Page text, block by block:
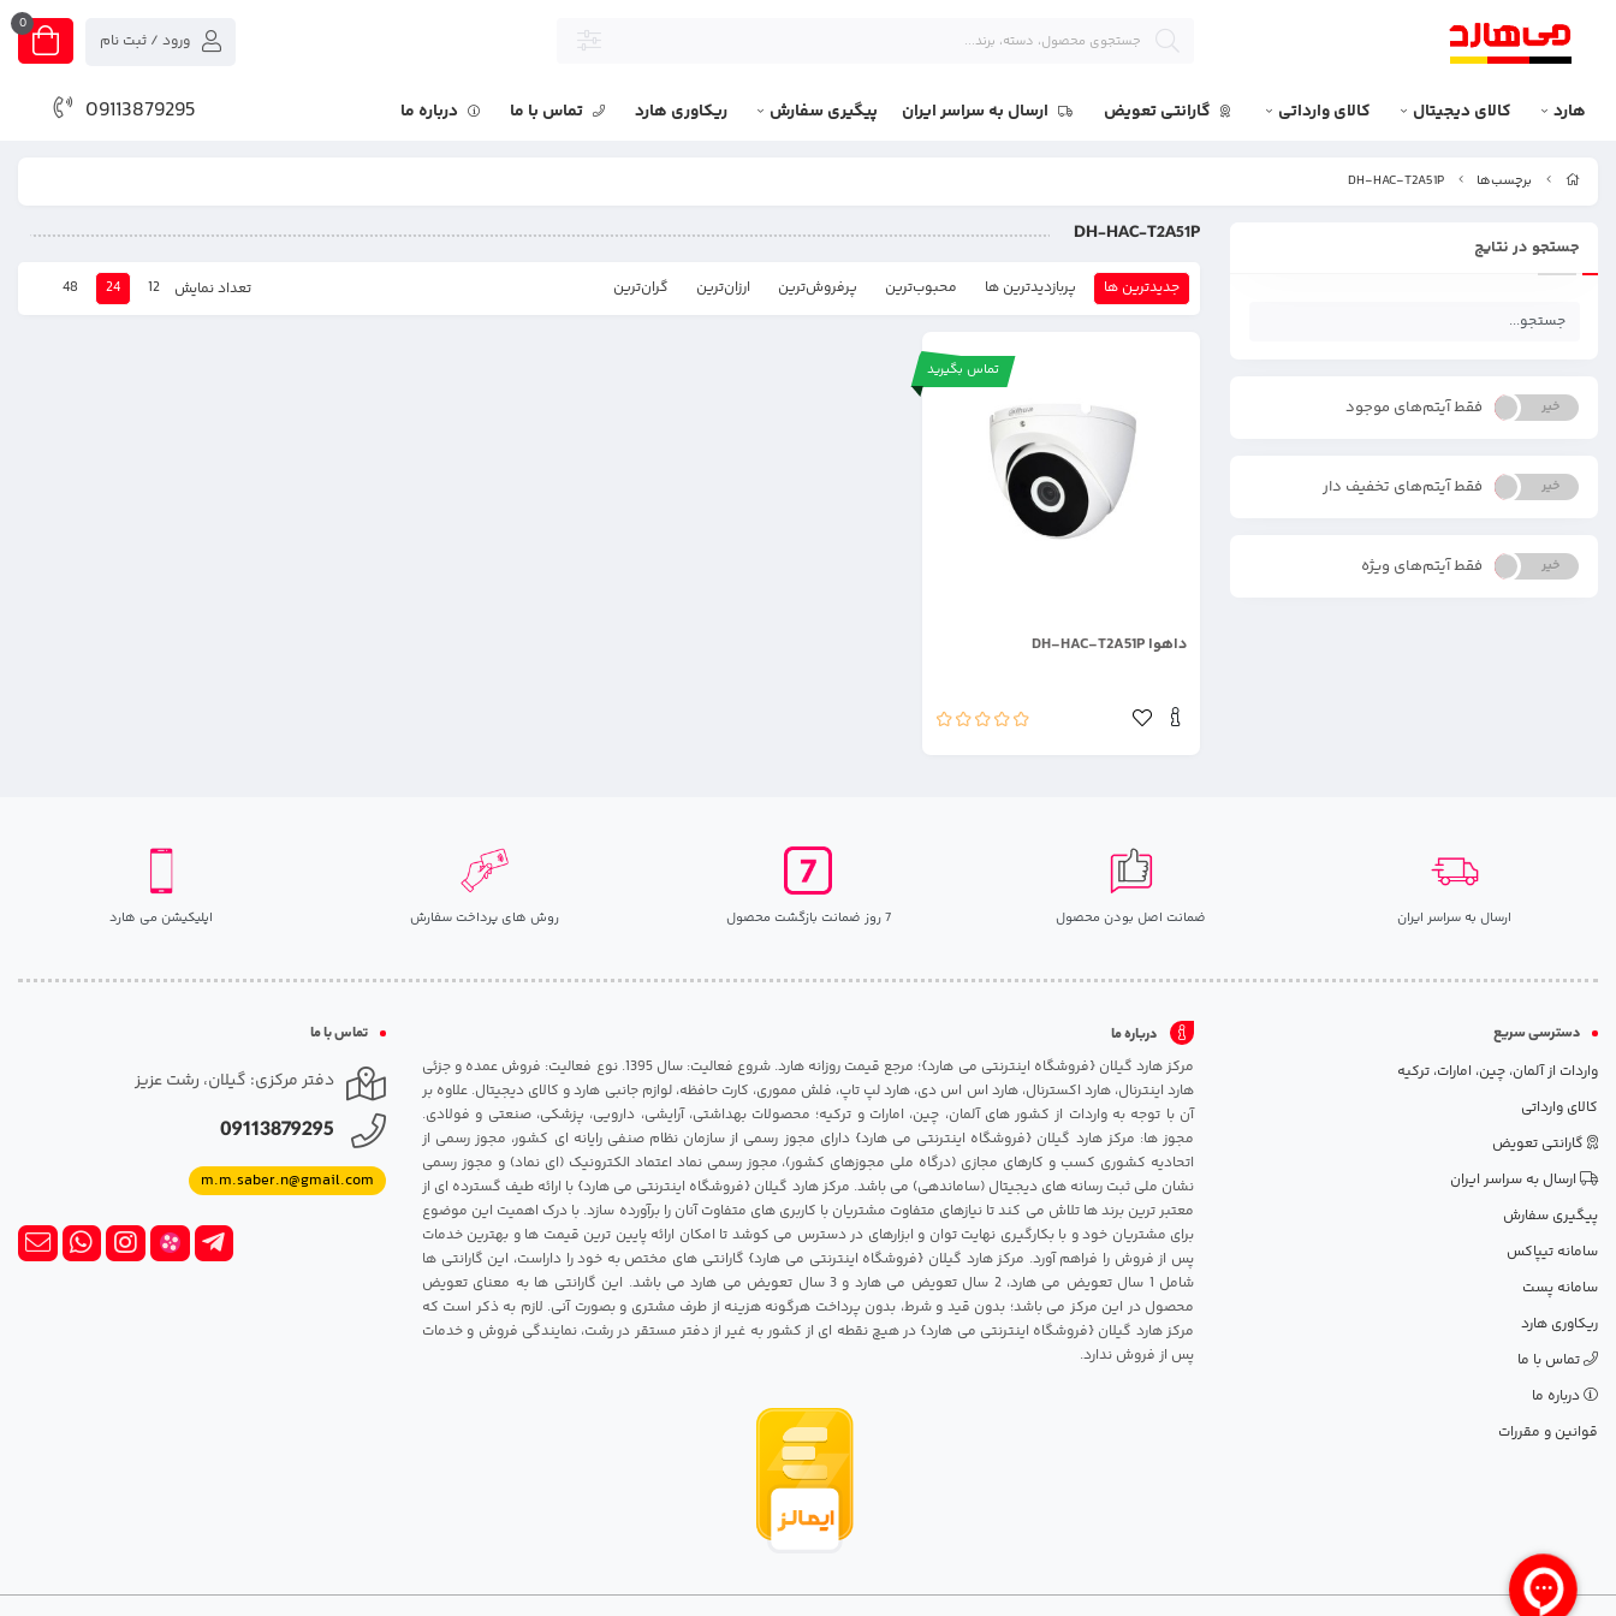
0
ورود / ثبت نام
هارد کالای دیجیتال کالای وارداتی گارانتی تعویض ارسال به سراسر ایران پیگیری سفارش ریکاوری هارد تماس با ما درباره ما 09113879295
برچسب‌ها DH-HAC-T2A51P
جستجو در نتایج
بله خیر فقط آیتم‌های موجود
بله خیر فقط آیتم‌های تخفیف دار
بله خیر فقط آیتم‌های ویژه
DH-HAC-T2A51P
جدیدترین ها پربازدیدترین ها محبوب‌‌ترین پرفروش‌ترین ارزان‌ترین گران‌ترین تعداد نمایش 12
24
48
تماس بگیرید
داهوا DH-HAC-T2A51P
ارسال به سراسر ایران ضمانت اصل بودن محصول 7 روز ضمانت بازگشت محصول روش های پرداخت سفارش اپلیکیشن می هارد
دسترسی سریع
واردات از آلمان، چین، امارات، ترکیه
کالای وارداتی
گارانتی تعویض
ارسال به سراسر ایران
پیگیری سفارش
سامانه تیپاکس
سامانه پست
ریکاوری هارد
تماس با ما
درباره ما
قوانین و مقررات
درباره ما
مرکز هارد گیلان {فروشگاه اینترنتی می هارد}؛ مرجع قیمت روزانه هارد. شروع فعالیت: سال 1395. نوع فعالیت: فروش عمده و جزئی
هارد اینترنال، هارد اکسترنال، هارد اس اس دی، هارد لپ تاپ، فلش مموری، کارت حافظه، لوازم جانبی هارد و کالای دیجیتال. علاوه بر
آن با توجه به واردات از کشور های آلمان، چین، امارات و ترکیه؛ محصولات بهداشتی، آرایشی، دارویی، پزشکی، صنعتی و فولادی.
مجوز ها: مرکز هارد گیلان {فروشگاه اینترنتی می هارد} دارای مجوز رسمی از سازمان نظام صنفی رایانه ای کشور، مجوز رسمی از
اتحادیه کشوری کسب و کارهای مجازی (درگاه ملی مجوزهای کشور)، مجوز رسمی نماد اعتماد الکترونیک (ای نماد) و مجوز رسمی
نشان ملی ثبت رسانه های دیجیتال (ساماندهی) می باشد. مرکز هارد گیلان {فروشگاه اینترنتی می هارد} با ارائه طیف گسترده ای از
معتبر ترین برند ها تلاش می کند تا نیازهای متفاوت مشتریان با کاربری های متفاوت آنان را برآورده سازد. با درک اهمیت این موضوع
برای مشتریان خود و با بکارگیری نهایت توان و ابزارهای در دسترس می کوشد تا امکان ارائه پایین ترین قیمت ها و بهترین خدمات
پس از فروش را فراهم آورد. مرکز هارد گیلان {فروشگاه اینترنتی می هارد} گارانتی های مختص به خود را داراست، این گارانتی ها
شامل 1 سال تعویض می هارد، 2 سال تعویض می هارد و 3 سال تعویض می هارد می باشد. این گارانتی ها به معنای تعویض
محصول در این مرکز می باشد؛ بدون قید و شرط، بدون پرداخت هرگونه هزینه از طرف مشتری و بصورت آنی. لازم به ذکر است که
مرکز هارد گیلان {فروشگاه اینترنتی می هارد} در هیچ نقطه ای از کشور به غیر از دفتر مستقر در رشت، نمایندگی فروش و خدمات
پس از فروش ندارد.
تماس با ما
دفتر مرکزی: گیلان، رشت عزیز
09113879295
m.m.saber.n@gmail.com